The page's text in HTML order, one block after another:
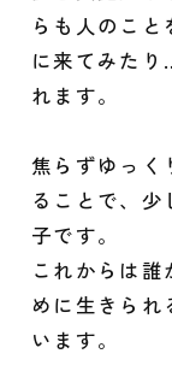
らも人のこと
に来てみた
れます。
焦らずゆっく
ることで、
子です。
これからは
めに生きられ
います。